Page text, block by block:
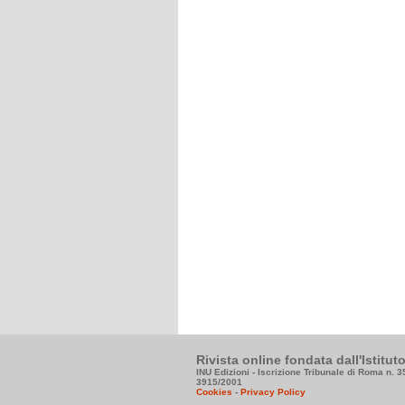
Rivista online fondata
INU Edizioni - Iscrizione Tribunale di Roma n.
3915/2001
Cookies - Privacy Policy